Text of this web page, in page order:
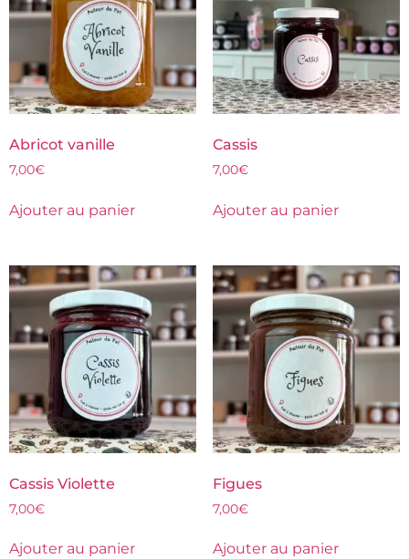
Abricot vanille
7,00€
Ajouter au panier
Cassis
7,00€
Ajouter au panier
Cassis Violette
7,00€
Ajouter au panier
Figues
7,00€
Ajouter au panier